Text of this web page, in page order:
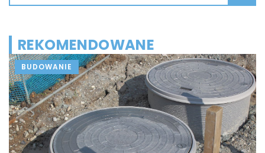
REKOMENDOWANE
BUDOWANIE